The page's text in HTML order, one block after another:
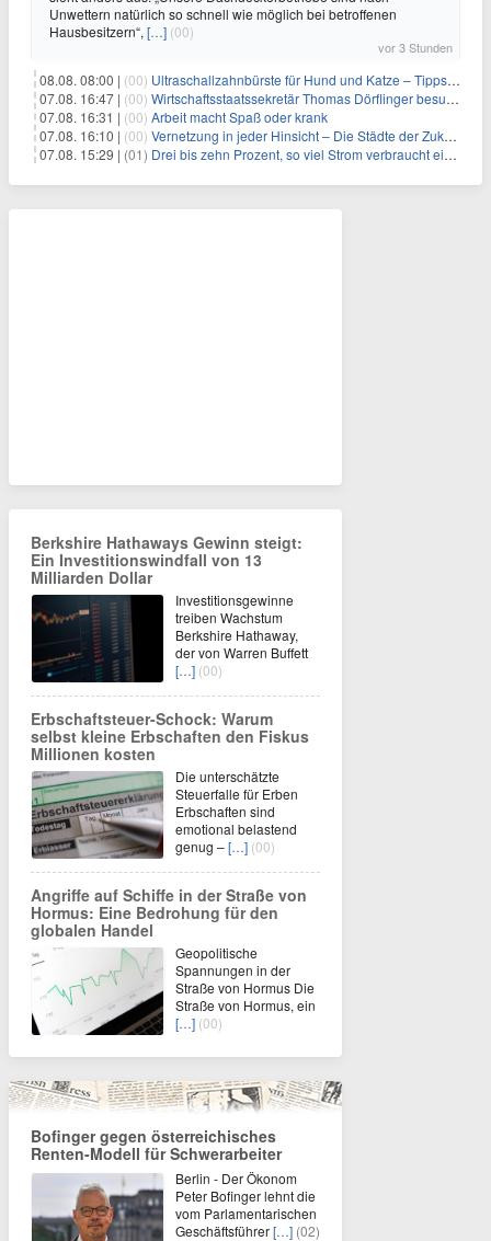
Unwettern natürlich so schnell wie möglich bei betroffenen
Hausbesitzern“, […] (00)
vor 3 Stunden
08.08. 08:00 | (00) Ultraschallzahnbürste für Hund und Katze – Tipps zur erfolgreichen Eingewöhnung
07.08. 16:47 | (00) Wirtschaftsstaatssekretär Thomas Dörflinger besucht Handwerksbetrieb im Kammerbezirk Freiburg
07.08. 16:31 | (00) Arbeit macht Spaß oder krank
07.08. 16:10 | (00) Vernetzung in jeder Hinsicht – Die Städte der Zukunft sind grün-blau
07.08. 15:29 | (01) Drei bis zehn Prozent, so viel Strom verbraucht ein Aufzug im Gebäude
Berkshire Hathaways Gewinn steigt:
Ein Investitionswindfall von 13
Milliarden Dollar
Investitionsgewinne
treiben Wachstum
Berkshire Hathaway,
der von Warren Buffett
[…] (00)
Erbschaftsteuer-Schock: Warum
selbst kleine Erbschaften den Fiskus
Millionen kosten
Die unterschätzte
Steuerfalle für Erben
Erbschaften sind
emotional belastend
genug –[…] (00)
Angriffe auf Schiffe in der Straße von
Hormus: Eine Bedrohung für den
globalen Handel
Geopolitische
Spannungen in der
Straße von Hormus Die
Straße von Hormus, ein
[…] (00)
Bofinger gegen österreichisches
Renten-Modell für Schwerarbeiter
Berlin - Der Ökonom
Peter Bofinger lehnt die
vom Parlamentarischen
Geschäftsführer[…] (02)